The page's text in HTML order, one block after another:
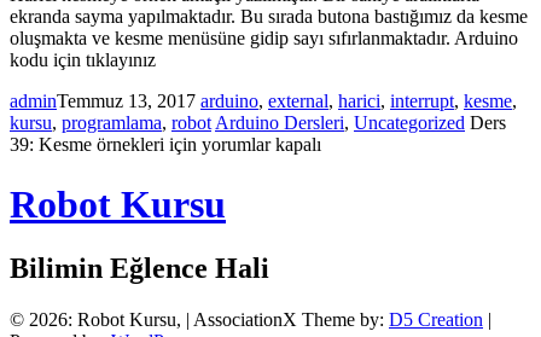
ekranda sayma yapılmaktadır. Bu sırada butona bastığımız da kesme
oluşmakta ve kesme menüsüne gidip sayı sıfırlanmaktadır. Arduino
kodu için tıklayınız
adminTemmuz 13, 2017 arduino, external, harici, interrupt, kesme,
kursu, programlama, robotArduino Dersleri, Uncategorized Ders
39: Kesme örnekleri için yorumlar kapalı
Robot Kursu
Bilimin Eğlence Hali
© 2026: Robot Kursu, | AssociationX Theme by: D5 Creation |